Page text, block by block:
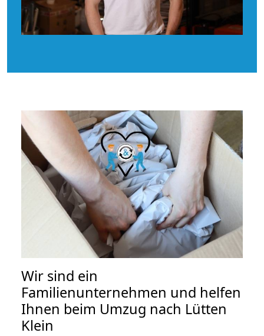
Wir sind ein
Familienunternehmen und helfen
Ihnen beim Umzug nach Lütten
Klein